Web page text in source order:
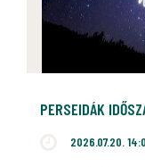
PERSEIDÁK
2026.07.20.